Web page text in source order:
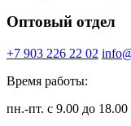
Оптовый отдел
+7 903 226 22 02
Время работы:
пн.-пт. с 9.00 до 18.00